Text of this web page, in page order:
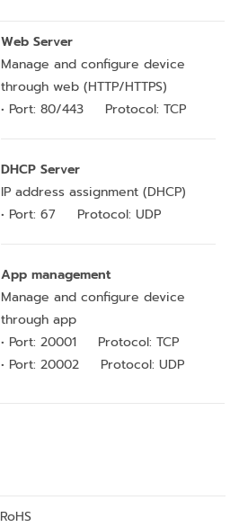
Web Server
Manage and configure device
through web (HTTP/HTTPS)
• Port: 80/443 Protocol: TCP
DHCP Server
IP address assignment (DHCP)
• Port: 67 Protocol: UDP
App management
Manage and configure device
through app
• Port: 20001 Protocol: TCP
• Port: 20002 Protocol: UDP
RoHS